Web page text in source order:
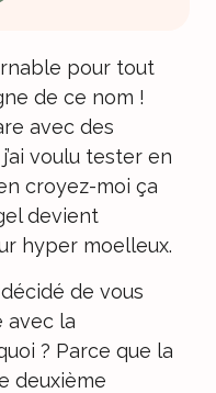
pour tout
de ce nom !
avec des
voulu tester en
croyez-moi ça
devient
hyper moelleux.
de vous
avec la
? Parce que la
deuxième